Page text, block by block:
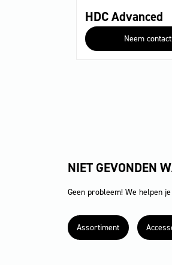
HDC Advanced
Neem
NIET GEVONDEN
Geen probleem! We helpen
Assortiment